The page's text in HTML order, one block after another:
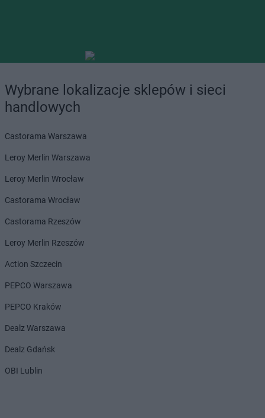
Wybrane lokalizacje sklepów i sieci
handlowych
Castorama Warszawa
Leroy Merlin Warszawa
Leroy Merlin Wrocław
Castorama Wrocław
Castorama Rzeszów
Leroy Merlin Rzeszów
Action Szczecin
PEPCO Warszawa
PEPCO Kraków
Dealz Warszawa
Dealz Gdańsk
OBI Lublin